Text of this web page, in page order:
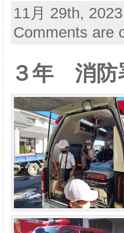
11月 29th,
Comments are
３年 消防